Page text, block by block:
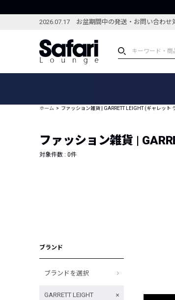
2026.07.17 お盆期間中の発送・お問い合わせ
ブランドから探す
新着アイテム
編集部のおすすめアイテム
特集
コ
ホーム ファッション雑貨 | GARRETT LEIGHT (ギャレット
ファッション雑貨 |
対象件数 : 0件
ブランド
ブランドを選択
GARRETT LEIGHT